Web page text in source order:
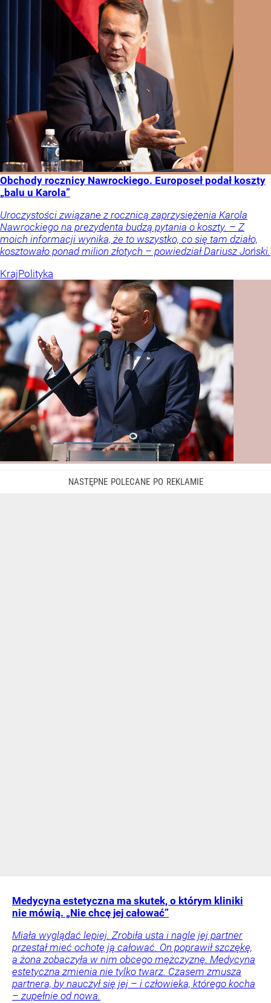
Obchody rocznicy Nawrockiego. Europoseł podał koszty
„balu u Karola”
Uroczystości związane z rocznicą zaprzysiężenia Karola
Nawrockiego na prezydenta budzą pytania o koszty. – Z
moich informacji wynika, że to wszystko, co się tam działo,
kosztowało ponad milion złotych – powiedział Dariusz Joński.
KrajPolityka
Medycyna estetyczna ma skutek, o którym kliniki
nie mówią. „Nie chcę jej całować”
Miała wyglądać lepiej. Zrobiła usta i nagle jej partner
przestał mieć ochotę ją całować. On poprawił szczękę,
a żona zobaczyła w nim obcego mężczyznę. Medycyna
estetyczna zmienia nie tylko twarz. Czasem zmusza
partnera, by nauczył się jej – i człowieka, którego kocha
– zupełnie od nowa.